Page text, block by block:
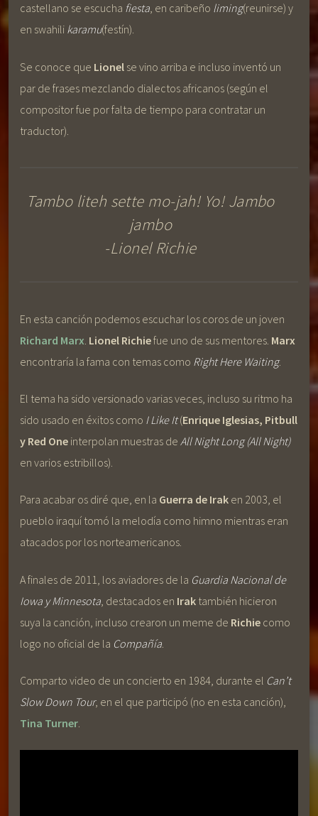
castellano se escucha fiesta, en caribeño liming(reunirse) y
en swahili karamu(festín).
Se conoce que Lionel se vino arriba e incluso inventó un
par de frases mezclando dialectos africanos (según el
compositor fue por falta de tiempo para contratar un
traductor).
Tambo liteh sette mo-jah! Yo! Jambo
jambo
-Lionel Richie
En esta canción podemos escuchar los coros de un joven
Richard Marx Lionel Richiefue uno de sus mentores. Marx
encontraría la fama con temas como Right Here Waiting.
El tema ha sido versionado varias veces, incluso su ritmo ha
sido usado en éxitos como I Like It(Enrique Iglesias, Pitbull
y Red One interpolan muestras de All Night Long (All Night)
en varios estribillos).
Para acabar os diré que, en la Guerra de Irak en 2003, el
pueblo iraquí tomó la melodía como himno mientras eran
atacados por los norteamericanos.
A finales de 2011, los aviadores de la Guardia Nacional de
Iowa y Minnesota , destacados en Irak también hicieron
suya la canción, incluso crearon un meme de Richie como
logo no oficial de la Compañía
Comparto video de un concierto en 1984, durante el Can’t
Slow Down Tour, en el que participó (no en esta canción),
Tina Turner.